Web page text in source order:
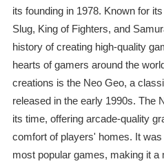
its founding in 1978. Known for
Slug, King of Fighters, and
history of creating high-quality
hearts of gamers around the
creations is the Neo Geo, a
released in the early 1990s. The
its time, offering arcade-quality
comfort of players' homes. It
most popular games, making it